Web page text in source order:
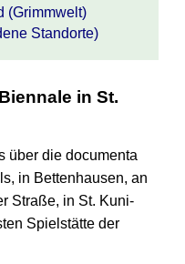
(Grimmwelt)
Standorte)
in St.
über die documenta
in Betten­hausen, an
Straße, in St. Kuni­
Spiel­stätte der